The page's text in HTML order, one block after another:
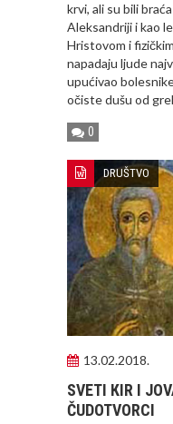
krvi, ali su bili
Aleksandriji i kao
Hristovom i
napadaju ljude
upućivao
očiste dušu od
0
DRUŠTVO
13.02.2018.
SVETI КIR I
ČUDOTVORCI